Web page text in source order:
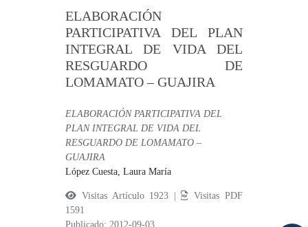
ELABORACIÓN
PARTICIPATIVA DEL PLAN
INTEGRAL DE VIDA DEL
RESGUARDO DE
LOMAMATO – GUAJIRA
ELABORACIÓN PARTICIPATIVA DEL
PLAN INTEGRAL DE VIDA DEL
RESGUARDO DE LOMAMATO –
GUAJIRA
López Cuesta, Laura María
Visitas Artículo 1923 |
Visitas PDF
1591
Publicado: 2012-09-03